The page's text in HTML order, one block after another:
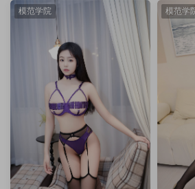
模范学院 模范学